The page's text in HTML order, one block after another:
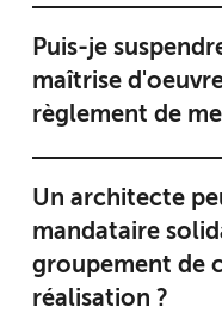
Puis-je
maîtrise
règlement de
Un architecte
mandataire
groupement de
réalisation ?